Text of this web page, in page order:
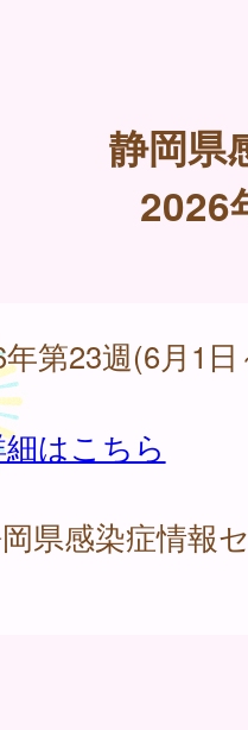
静岡県
2026
第23週(6月1
はこちら
県感染症情報